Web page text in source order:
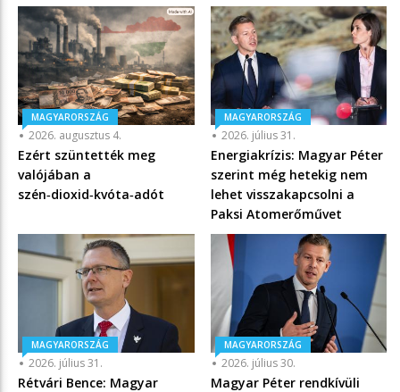
MAGYARORSZÁG
2026. augusztus 4.
Ezért szüntették meg
valójában a
szén‑dioxid‑kvóta‑adót
MAGYARORSZÁG
2026. július 31.
Energiakrízis: Magyar Péter
szerint még hetekig nem
lehet visszakapcsolni a
Paksi Atomerőművet
MAGYARORSZÁG
2026. július 31.
Rétvári Bence: Magyar
MAGYARORSZÁG
2026. július 30.
Magyar Péter rendkívüli